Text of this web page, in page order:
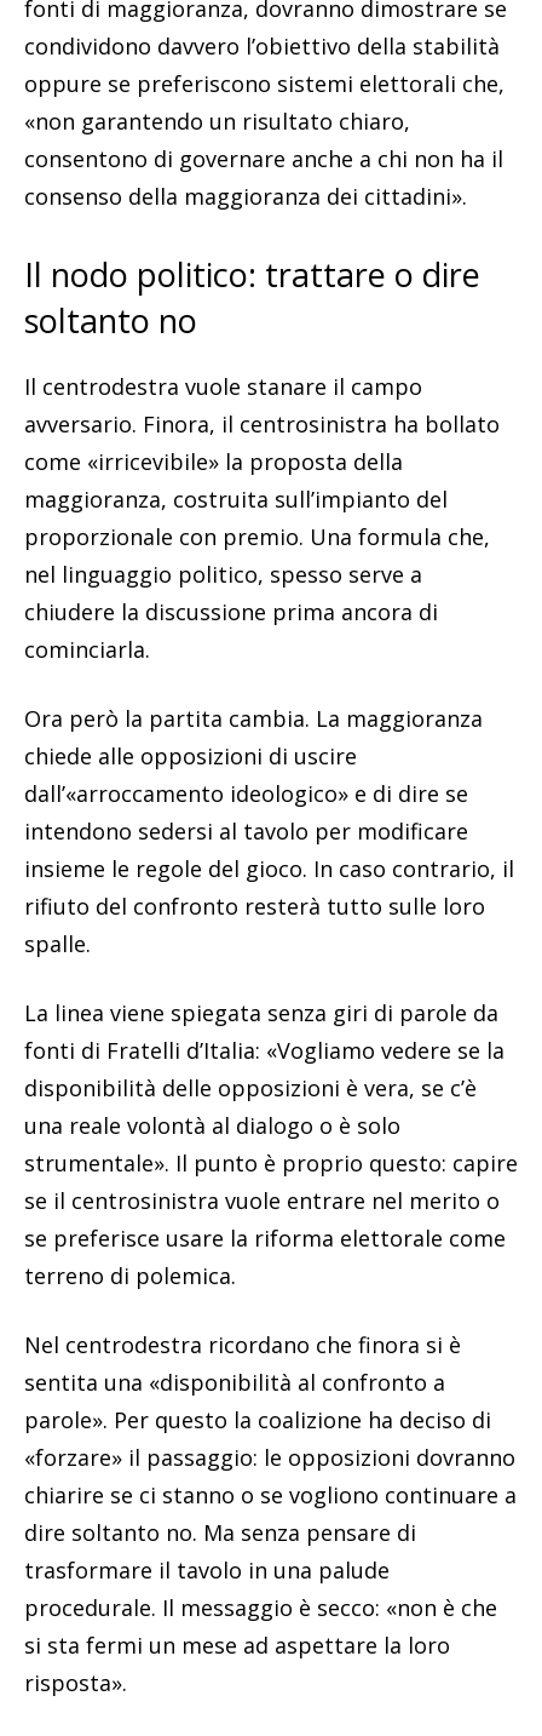
fonti di maggioranza, dovranno dimostrare se
condividono davvero l’obiettivo della stabilità
oppure se preferiscono sistemi elettorali che,
«non garantendo un risultato chiaro,
consentono di governare anche a chi non ha il
consenso della maggioranza dei cittadini».
Il nodo politico: trattare o dire
soltanto no
Il centrodestra vuole stanare il campo
avversario. Finora, il centrosinistra ha bollato
come «irricevibile» la proposta della
maggioranza, costruita sull’impianto del
proporzionale con premio. Una formula che,
nel linguaggio politico, spesso serve a
chiudere la discussione prima ancora di
cominciarla.
Ora però la partita cambia. La maggioranza
chiede alle opposizioni di uscire
dall’«arroccamento ideologico» e di dire se
intendono sedersi al tavolo per modificare
insieme le regole del gioco. In caso contrario, il
rifiuto del confronto resterà tutto sulle loro
spalle.
La linea viene spiegata senza giri di parole da
fonti di Fratelli d’Italia: «Vogliamo vedere se la
disponibilità delle opposizioni è vera, se c’è
una reale volontà al dialogo o è solo
strumentale». Il punto è proprio questo: capire
se il centrosinistra vuole entrare nel merito o
se preferisce usare la riforma elettorale come
terreno di polemica.
Nel centrodestra ricordano che finora si è
sentita una «disponibilità al confronto a
parole». Per questo la coalizione ha deciso di
«forzare» il passaggio: le opposizioni dovranno
chiarire se ci stanno o se vogliono continuare a
dire soltanto no. Ma senza pensare di
trasformare il tavolo in una palude
procedurale. Il messaggio è secco: «non è che
si sta fermi un mese ad aspettare la loro
risposta».